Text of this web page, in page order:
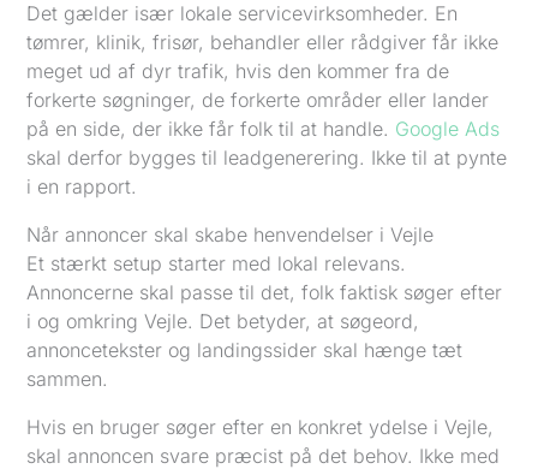
Det gælder især lokale servicevirksomheder. En
tømrer, klinik, frisør, behandler eller rådgiver får ikke
meget ud af dyr trafik, hvis den kommer fra de
forkerte søgninger, de forkerte områder eller lander
på en side, der ikke får folk til at handle. Google Ads
skal derfor bygges til leadgenerering. Ikke til at pynte
i en rapport.
Når annoncer skal skabe henvendelser i Vejle
Et stærkt setup starter med lokal relevans.
Annoncerne skal passe til det, folk faktisk søger efter
i og omkring Vejle. Det betyder, at søgeord,
annoncetekster og landingssider skal hænge tæt
sammen.
Hvis en bruger søger efter en konkret ydelse i Vejle,
skal annoncen svare præcist på det behov. Ikke med